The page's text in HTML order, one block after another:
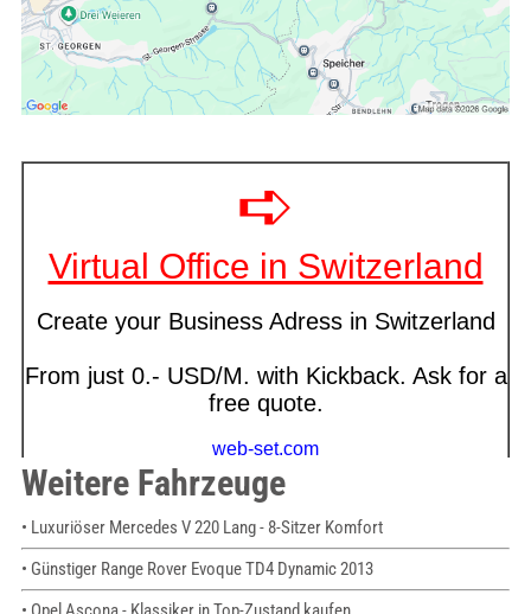
Weitere Fahrzeuge
• Luxuriöser Mercedes V 220 Lang - 8-Sitzer Komfort
• Günstiger Range Rover Evoque TD4 Dynamic 2013